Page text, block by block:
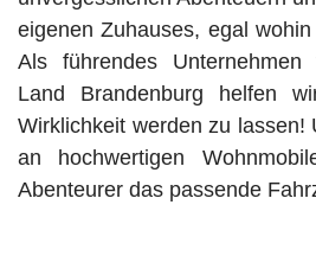
eigenen Zuhauses, egal
Als führendes
Land Brandenburg helfen
Wirklichkeit werden zu lassen!
an hochwertigen
Abenteurer das passende